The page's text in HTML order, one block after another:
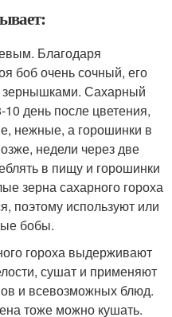
Благодаря
боб очень сочный, его
зернышками. Сахарный
день после цветения,
нежные, а горошинки в
недели через две
в пищу и горошинки
зерна сахарного гороха
поэтому используют или
бобы.
гороха выдерживают
сушат и применяют
и всевозможных блюд.
тоже можно кушать.